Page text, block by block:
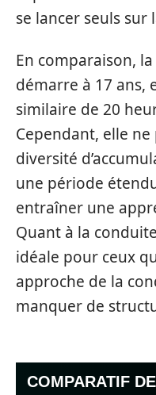
se lancer seuls sur
En comparaison,
démarre à 17 ans,
similaire de 20
Cependant, elle
diversité
une période
entraîner une
Quant à la
idéale pour ceux
approche de la
manquer de
COMPARATIF